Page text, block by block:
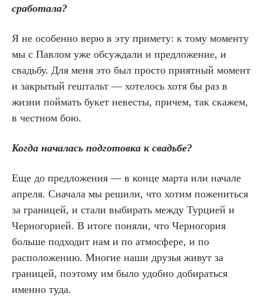
сработала?
Я не особенно верю в эту примету: к тому моменту
мы с Павлом уже обсуждали и предложение, и
свадьбу. Для меня это был просто приятный момент
и закрытый гештальт — хотелось хотя бы раз в
жизни поймать букет невесты, причем, так скажем,
в честном бою.
Когда началась подготовка к свадьбе?
Еще до предложения — в конце марта или начале
апреля. Сначала мы решили, что хотим пожениться
за границей, и стали выбирать между Турцией и
Черногорией. В итоге поняли, что Черногория
больше подходит нам и по атмосфере, и по
расположению. Многие наши друзья живут за
границей, поэтому им было удобно добираться
именно туда.